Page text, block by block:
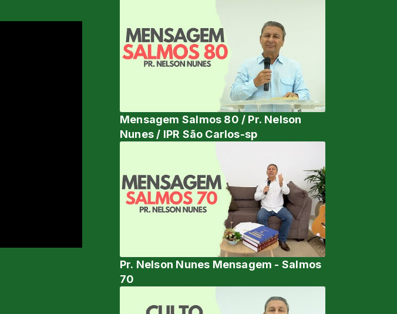
Mensagem Salmos 80 / Pr. Nelson
Nunes / IPR São Carlos-sp
Pr. Nelson Nunes Mensagem - Salmos
70